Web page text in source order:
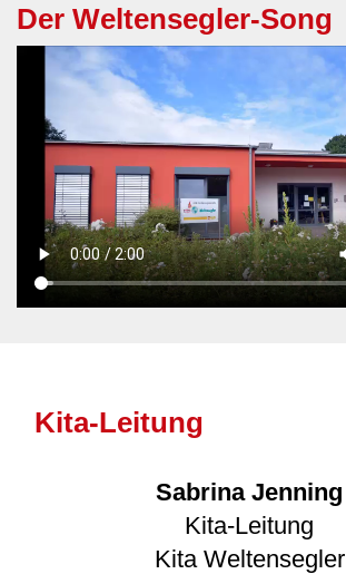
Der Weltensegler-Song
Kita-Leitung
Sabrina Jenning
Kita-Leitung
Kita Weltensegler